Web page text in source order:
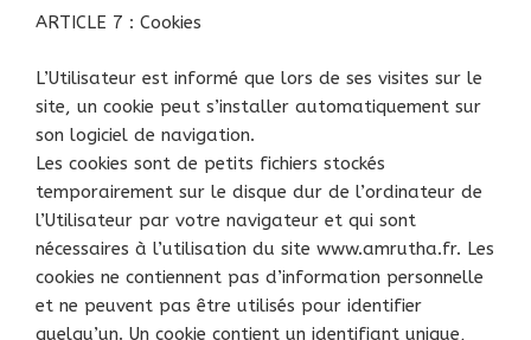
ARTICLE 7 : Cookies
L’Utilisateur est informé que lors de ses visites sur le
site, un cookie peut s’installer automatiquement sur
son logiciel de navigation.
Les cookies sont de petits fichiers stockés
temporairement sur le disque dur de l’ordinateur de
l’Utilisateur par votre navigateur et qui sont
nécessaires à l’utilisation du site www.amrutha.fr. Les
cookies ne contiennent pas d’information personnelle
et ne peuvent pas être utilisés pour identifier
quelqu’un. Un cookie contient un identifiant unique,